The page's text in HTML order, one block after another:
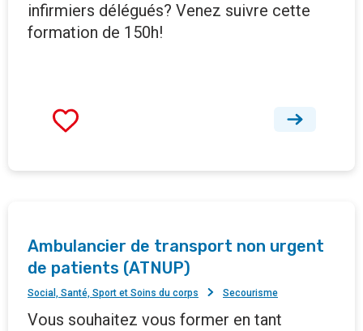
infirmiers délégués? Venez suivre cette
formation de 150h!
Ambulancier de transport non urgent
de patients (ATNUP)
Social, Santé, Sport et Soins du corps Secourisme
Vous souhaitez vous former en tant